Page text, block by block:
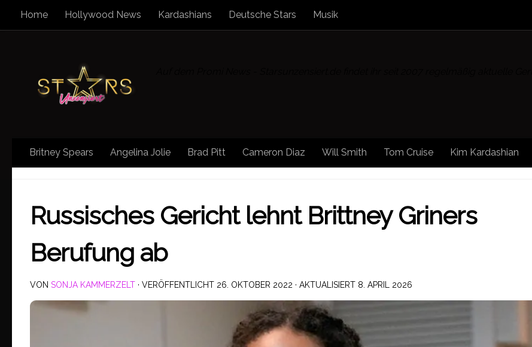
Zum Inhalt springen
Home Hollywood News Kardashians Deutsche Stars Musik
Britney Spears Angelina Jolie Brad Pitt Cameron Diaz Will Smith Tom Cruise Kim Kardashian
SONSTIGE NEWS SPORT
Russisches Gericht lehnt Brittney Griners
Berufung ab
VON SONJA KAMMERZELT · VERÖFFENTLICHT 26. OKTOBER 2022 · AKTUALISIERT 8. APRIL 2026